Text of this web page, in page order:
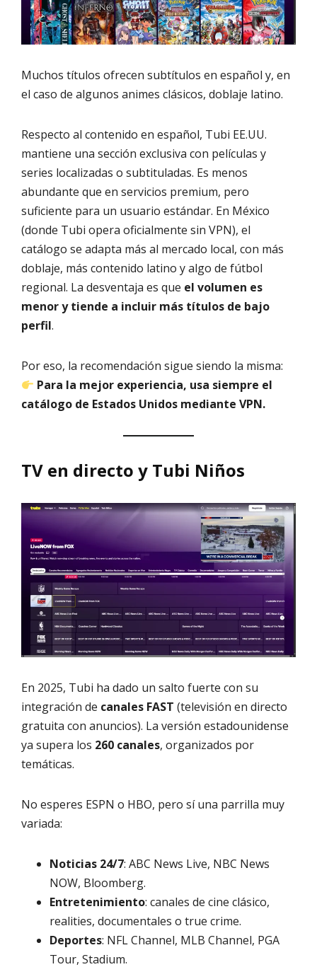
Muchos títulos ofrecen subtítulos en español y, en
el caso de algunos animes clásicos, doblaje latino.
Respecto al contenido en español, Tubi EE.UU.
mantiene una sección exclusiva con películas y
series localizadas o subtituladas. Es menos
abundante que en servicios premium, pero
suficiente para un usuario estándar. En México
(donde Tubi opera oficialmente sin VPN), el
catálogo se adapta más al mercado local, con más
doblaje, más contenido latino y algo de fútbol
regional. La desventaja es que el volumen es
menor y tiende a incluir más títulos de bajo
perfil.
Por eso, la recomendación sigue siendo la misma:
Para la mejor experiencia, usa siempre el
catálogo de Estados Unidos mediante VPN.
TV en directo y Tubi Niños
En 2025, Tubi ha dado un salto fuerte con su
integración de canales FAST (televisión en directo
gratuita con anuncios). La versión estadounidense
ya supera los 260 canales, organizados por
temáticas.
No esperes ESPN o HBO, pero sí una parrilla muy
variada:
Noticias 24/7: ABC News Live, NBC News
NOW, Bloomberg.
Entretenimiento: canales de cine clásico,
realities, documentales o true crime.
Deportes: NFL Channel, MLB Channel, PGA
Tour, Stadium.